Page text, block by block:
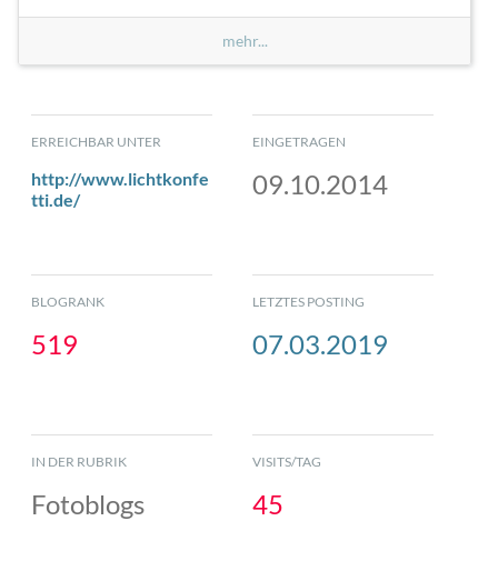
mehr...
ERREICHBAR UNTER
http://www.lichtkonfe
tti.de/
EINGETRAGEN
09.10.2014
BLOGRANK
519
LETZTES POSTING
07.03.2019
IN DER RUBRIK
Fotoblogs
VISITS/TAG
45